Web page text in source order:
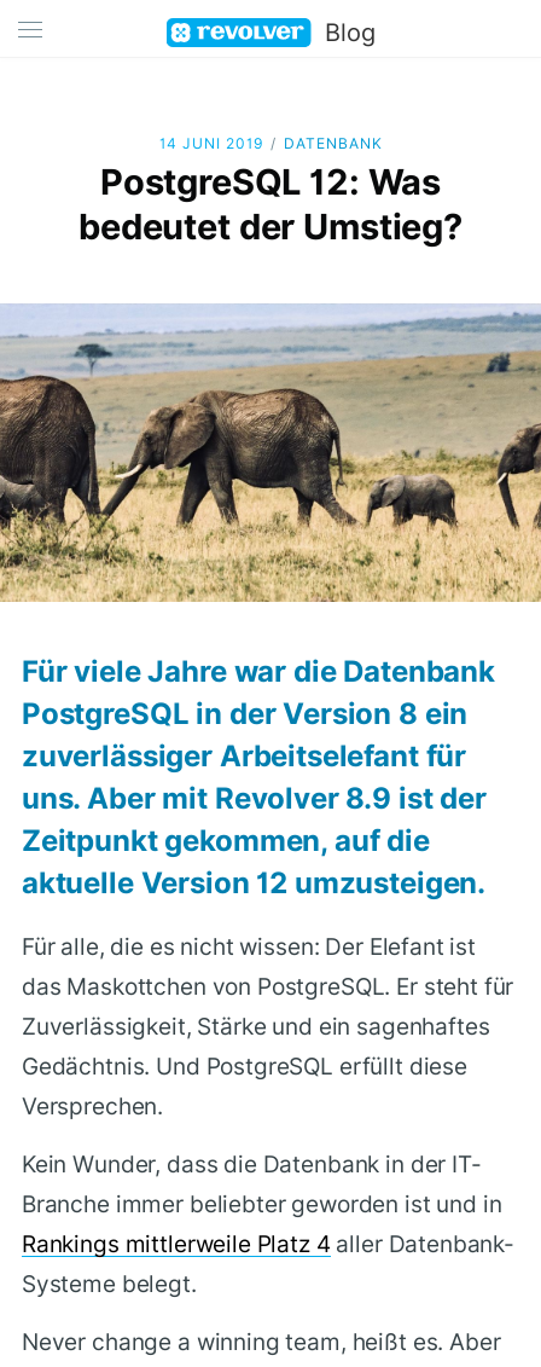
Blog
14 JUNI 2019 / DATENBANK
PostgreSQL 12: Was
bedeutet der Umstieg?
Für viele Jahre war die Datenbank
PostgreSQL in der Version 8 ein
zuverlässiger Arbeitselefant für
uns. Aber mit Revolver 8.9 ist der
Zeitpunkt gekommen, auf die
aktuelle Version 12 umzusteigen.
Für alle, die es nicht wissen: Der Elefant ist
das Maskottchen von PostgreSQL. Er steht für
Zuverlässigkeit, Stärke und ein sagenhaftes
Gedächtnis. Und PostgreSQL erfüllt diese
Versprechen.
Kein Wunder, dass die Datenbank in der IT-
Branche immer beliebter geworden ist und in
Rankings mittlerweile Platz 4aller Datenbank-
Systeme belegt.
Never change a winning team, heißt es. Aber